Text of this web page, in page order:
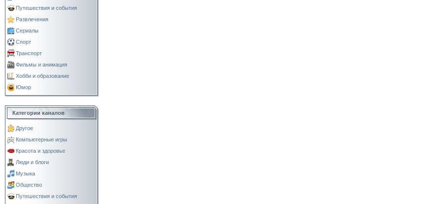
Путешествия и события
Развлечения
Сериалы
Спорт
Транспорт
Фильмы и анимация
Хобби и образование
Юмор
Категории каналов
Другое
Компьютерные игры
Красота и здоровье
Люди и блоги
Музыка
Общество
Путешествия и события